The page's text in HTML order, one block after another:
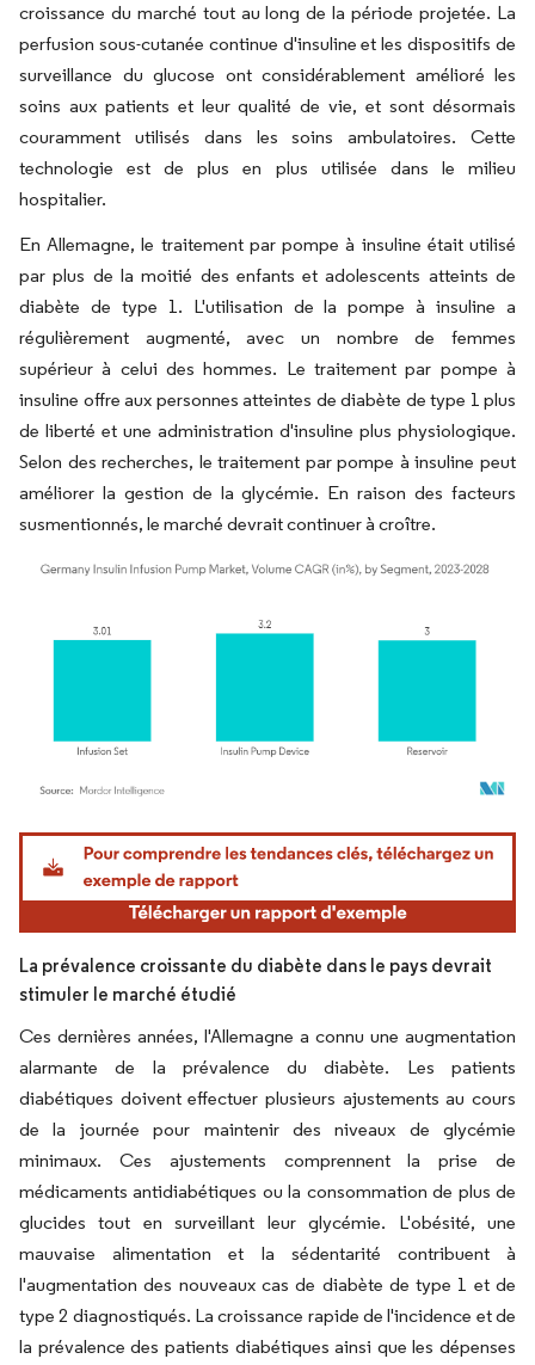
croissance du marché tout au long de la période projetée. La
perfusion sous-cutanée continue d'insuline et les dispositifs de
surveillance du glucose ont considérablement amélioré les
soins aux patients et leur qualité de vie, et sont désormais
couramment utilisés dans les soins ambulatoires. Cette
technologie est de plus en plus utilisée dans le milieu
hospitalier.
En Allemagne, le traitement par pompe à insuline était utilisé
par plus de la moitié des enfants et adolescents atteints de
diabète de type 1. L'utilisation de la pompe à insuline a
régulièrement augmenté, avec un nombre de femmes
supérieur à celui des hommes. Le traitement par pompe à
insuline offre aux personnes atteintes de diabète de type 1 plus
de liberté et une administration d'insuline plus physiologique.
Selon des recherches, le traitement par pompe à insuline peut
améliorer la gestion de la glycémie. En raison des facteurs
susmentionnés, le marché devrait continuer à croître.
Image © Mordor Intelligence. La réutilisation nécessite une attribution sous CC BY
La prévalence croissante du diabète dans le pays devrait
stimuler le marché étudié
Ces dernières années, l'Allemagne a connu une augmentation
alarmante de la prévalence du diabète. Les patients
diabétiques doivent effectuer plusieurs ajustements au cours
de la journée pour maintenir des niveaux de glycémie
minimaux. Ces ajustements comprennent la prise de
médicaments antidiabétiques ou la consommation de plus de
glucides tout en surveillant leur glycémie. L'obésité, une
mauvaise alimentation et la sédentarité contribuent à
l'augmentation des nouveaux cas de diabète de type 1 et de
type 2 diagnostiqués. La croissance rapide de l'incidence et de
la prévalence des patients diabétiques ainsi que les dépenses